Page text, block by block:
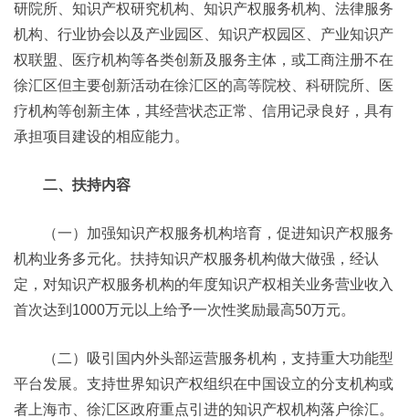
研院所、知识产权研究机构、知识产权服务机构、法律服务
机构、行业协会以及产业园区、知识产权园区、产业知识产
权联盟、医疗机构等各类创新及服务主体，或工商注册不在
徐汇区但主要创新活动在徐汇区的高等院校、科研院所、医
疗机构等创新主体，其经营状态正常、信用记录良好，具有
承担项目建设的相应能力。
二、扶持内容
（一）加强知识产权服务机构培育，促进知识产权服务
机构业务多元化。扶持知识产权服务机构做大做强，经认
定，对知识产权服务机构的年度知识产权相关业务营业收入
首次达到1000万元以上给予一次性奖励最高50万元。
（二）吸引国内外头部运营服务机构，支持重大功能型
平台发展。支持世界知识产权组织在中国设立的分支机构或
者上海市、徐汇区政府重点引进的知识产权机构落户徐汇。